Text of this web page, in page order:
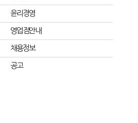
윤리경영
영업점안내
채용정보
공고